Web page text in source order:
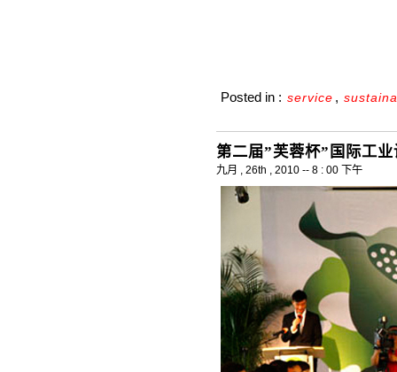
Posted in : service ,
第二届”芙蓉杯”国际工
九月 , 26th , 2010 -- 8 : 00 下午